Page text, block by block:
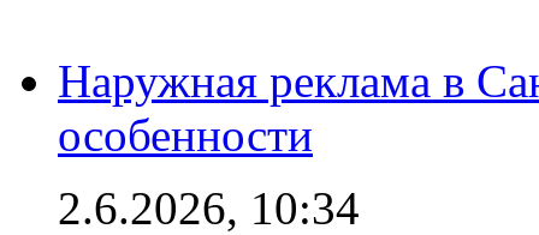
Наружная реклама в
особенности
2.6.2026, 10:34